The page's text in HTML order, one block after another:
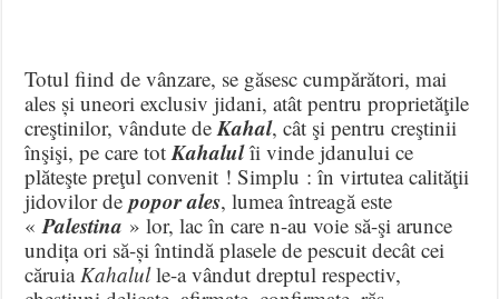
Totul fiind de vânzare, se găsesc cumpărători, mai
ales și uneori exclusiv jidani, atât pentru proprietăţile
creştinilor, vândute de Kahal, cât şi pentru creş­tinii
înşişi, pe care tot Kahalul îi vinde jdanului ce
plăteşte preţul convenit ! Simplu : în virtutea calităţii
jidovilor depopor ales, lumea întreagă este
«Palestina » lor, lac în care n-au voie să-şi arunce
undița ori să-și întindă plasele de pescuit decât cei
căruia Kahalulle-a vândut dreptul respectiv,